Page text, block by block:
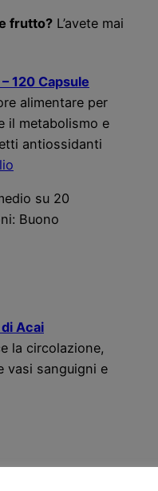
frutto? L’avete mai
120 Capsule
alimentare per
il metabolismo e
antiossidanti
Acai
la circolazione,
vasi sanguigni e